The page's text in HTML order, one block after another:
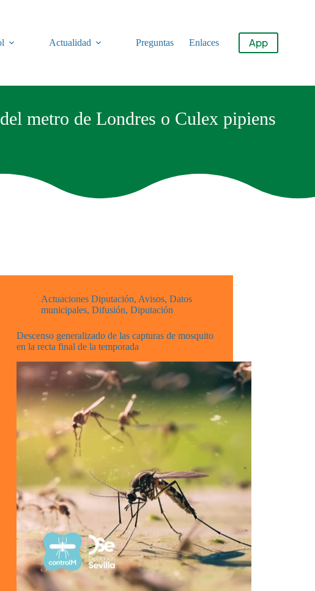
Actualidad Preguntas Enlaces App
metro de Londres o Culex pipiens
Actuaciones Diputación, Avisos,Datos
municipales,Difusión,Diputación
Descenso generalizado de las capturas de mosquito
en la recta final de la temporada